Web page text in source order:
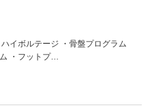
イボルテージ ・骨盤プログラム
・フットプ…